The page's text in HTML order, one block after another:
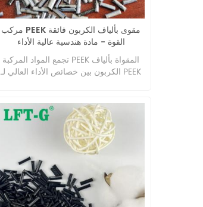
مركب PEEK مقوى بألياف الكربون فائقة
القوة - مادة هندسية عالية الأداء
تجمع المواد المركبة PEEK المقواة بألياف
الكربون بين خصائص الأداء العالي لـ PEEK
والطباعة ثلاثية الأبعاد.